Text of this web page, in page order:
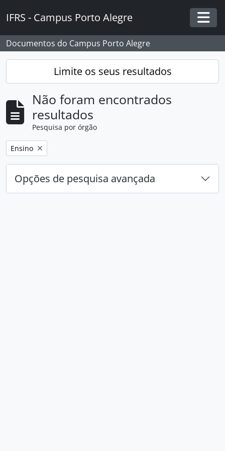
IFRS - Campus Porto Alegre
Documentos do Campus Porto Alegre
Limite os seus resultados
Não foram encontrados
resultados
Pesquisa por órgão
Remover filtro:
Ensino
Opções de pesquisa avançada